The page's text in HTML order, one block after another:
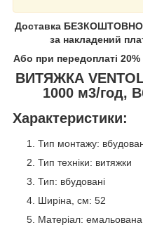
Доставка
за накладений
Або при передоплаті 20%
ВИТЯЖКА
1000 м3/год,
Характеристики:
Тип монтажу:
Тип техніки: витяжки
Тип: вбудовані
Ширіна, см: 52
Матеріал: